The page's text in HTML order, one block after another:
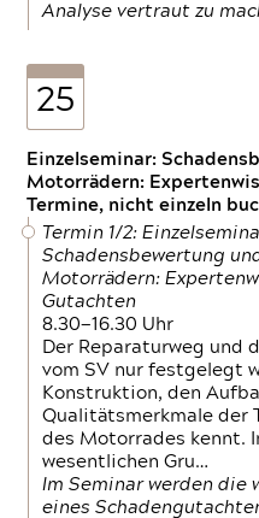
Analyse vertraut zu
25
Einzelseminar:
Motorrädern:
Termine, nicht einzeln
Termin 1/2:
Schadensbewertung
Motorrädern:
Gutachten
8.30—16.30 Uhr
Der Reparaturweg und
vom SV nur festgelegt
Konstruktion, den
Qualitätsmerkmale der
des Motorrades kennt.
wesentlichen Gru…
Im Seminar werden die
eines